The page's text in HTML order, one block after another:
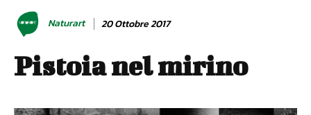
Naturart 20 Ottobre 2017
Pistoia nel mirino